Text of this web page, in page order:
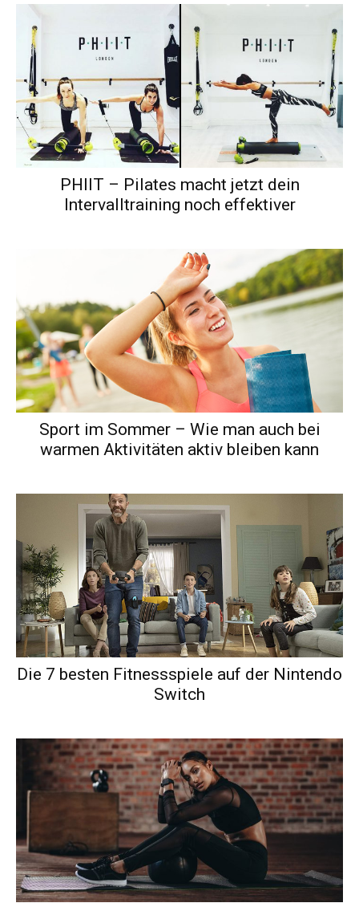
PHIIT – Pilates macht jetzt dein
Intervalltraining noch effektiver
Sport im Sommer – Wie man auch bei
warmen Aktivitäten aktiv bleiben kann
Die 7 besten Fitnessspiele auf der Nintendo
Switch